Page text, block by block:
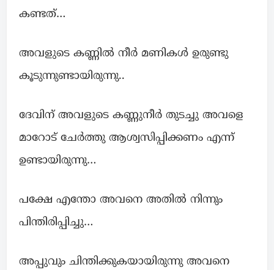
കണ്ടത്…
അവളുടെ കണ്ണില്‍ നീര്‍ മണികള്‍ ഉരുണ്ടു
കൂടുന്നുണ്ടായിരുന്നു..
ദേവിന് അവളുടെ കണ്ണുനീര്‍ തുടച്ചു അവളെ
മാറോട് ചേര്‍ത്തു ആശ്വസിപ്പിക്കണം എന്ന്
ഉണ്ടായിരുന്നു…
പക്ഷേ എന്തോ അവനെ അതില്‍ നിന്നും
പിന്തിരിപ്പിച്ചു…
അപ്പുവും ചിന്തിക്കുകയായിരുന്നു അവനെ